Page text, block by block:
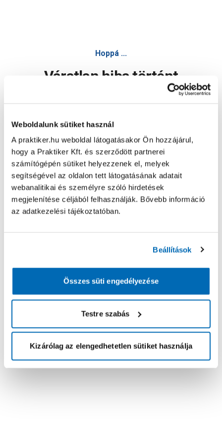
Weboldalunk sütiket használ
A praktiker.hu weboldal látogatásakor Ön hozzájárul,
hogy a Praktiker Kft. és szerződött partnerei
számítógépén sütiket helyezzenek el, melyek
segítségével az oldalon tett látogatásának adatait
webanalitikai és személyre szóló hirdetések
megjelenítése céljából felhasználják. Bővebb információ
az adatkezelési tájékoztatóban.
Beállítások
Összes süti engedélyezése
Testre szabás
Kizárólag az elengedhetetlen sütiket használja
Hoppá ...
Váratlan hiba történt
Oldal újratöltése